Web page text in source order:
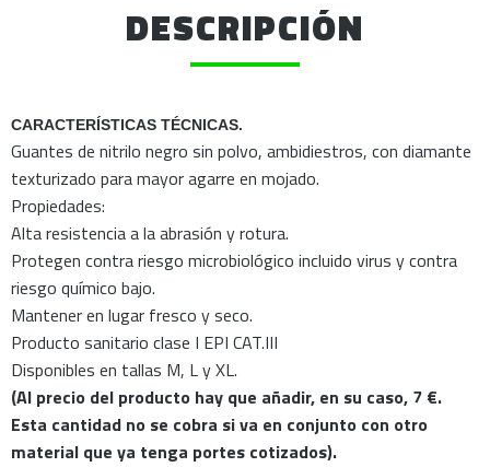
DESCRIPCIÓN
CARACTERÍSTICAS TÉCNICAS.
Guantes de nitrilo negro sin polvo, ambidiestros, con diamante
texturizado para mayor agarre en mojado.
Propiedades:
Alta resistencia a la abrasión y rotura.
Protegen contra riesgo microbiológico incluido virus y contra
riesgo químico bajo.
Mantener en lugar fresco y seco.
Producto sanitario clase I EPI CAT.III
Disponibles en tallas M, L y XL.
(Al precio del producto hay que añadir, en su caso, 7 €.
Esta cantidad no se cobra si va en conjunto con otro
material que ya tenga portes cotizados).